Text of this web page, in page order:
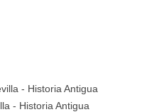
- Historia Antigua
- Historia Antigua